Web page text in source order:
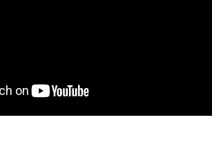
含)以上享8折
境》